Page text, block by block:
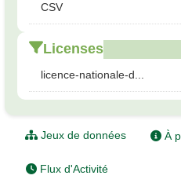
CSV
Licenses
licence-nationale-d...
Jeux de données À
Flux d'Activité